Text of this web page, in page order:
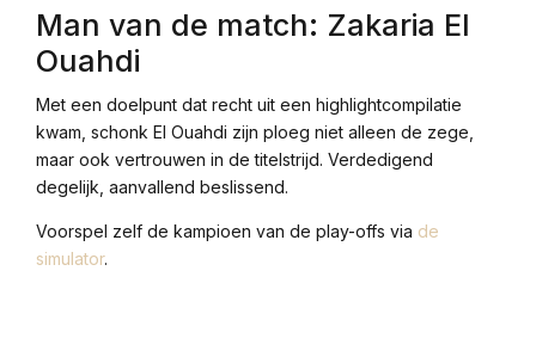
Man van de match: Zakaria El
Ouahdi
Met een doelpunt dat recht uit een highlightcompilatie
kwam, schonk El Ouahdi zijn ploeg niet alleen de zege,
maar ook vertrouwen in de titelstrijd. Verdedigend
degelijk, aanvallend beslissend.
Voorspel zelf de kampioen van de play-offs via de
simulator.